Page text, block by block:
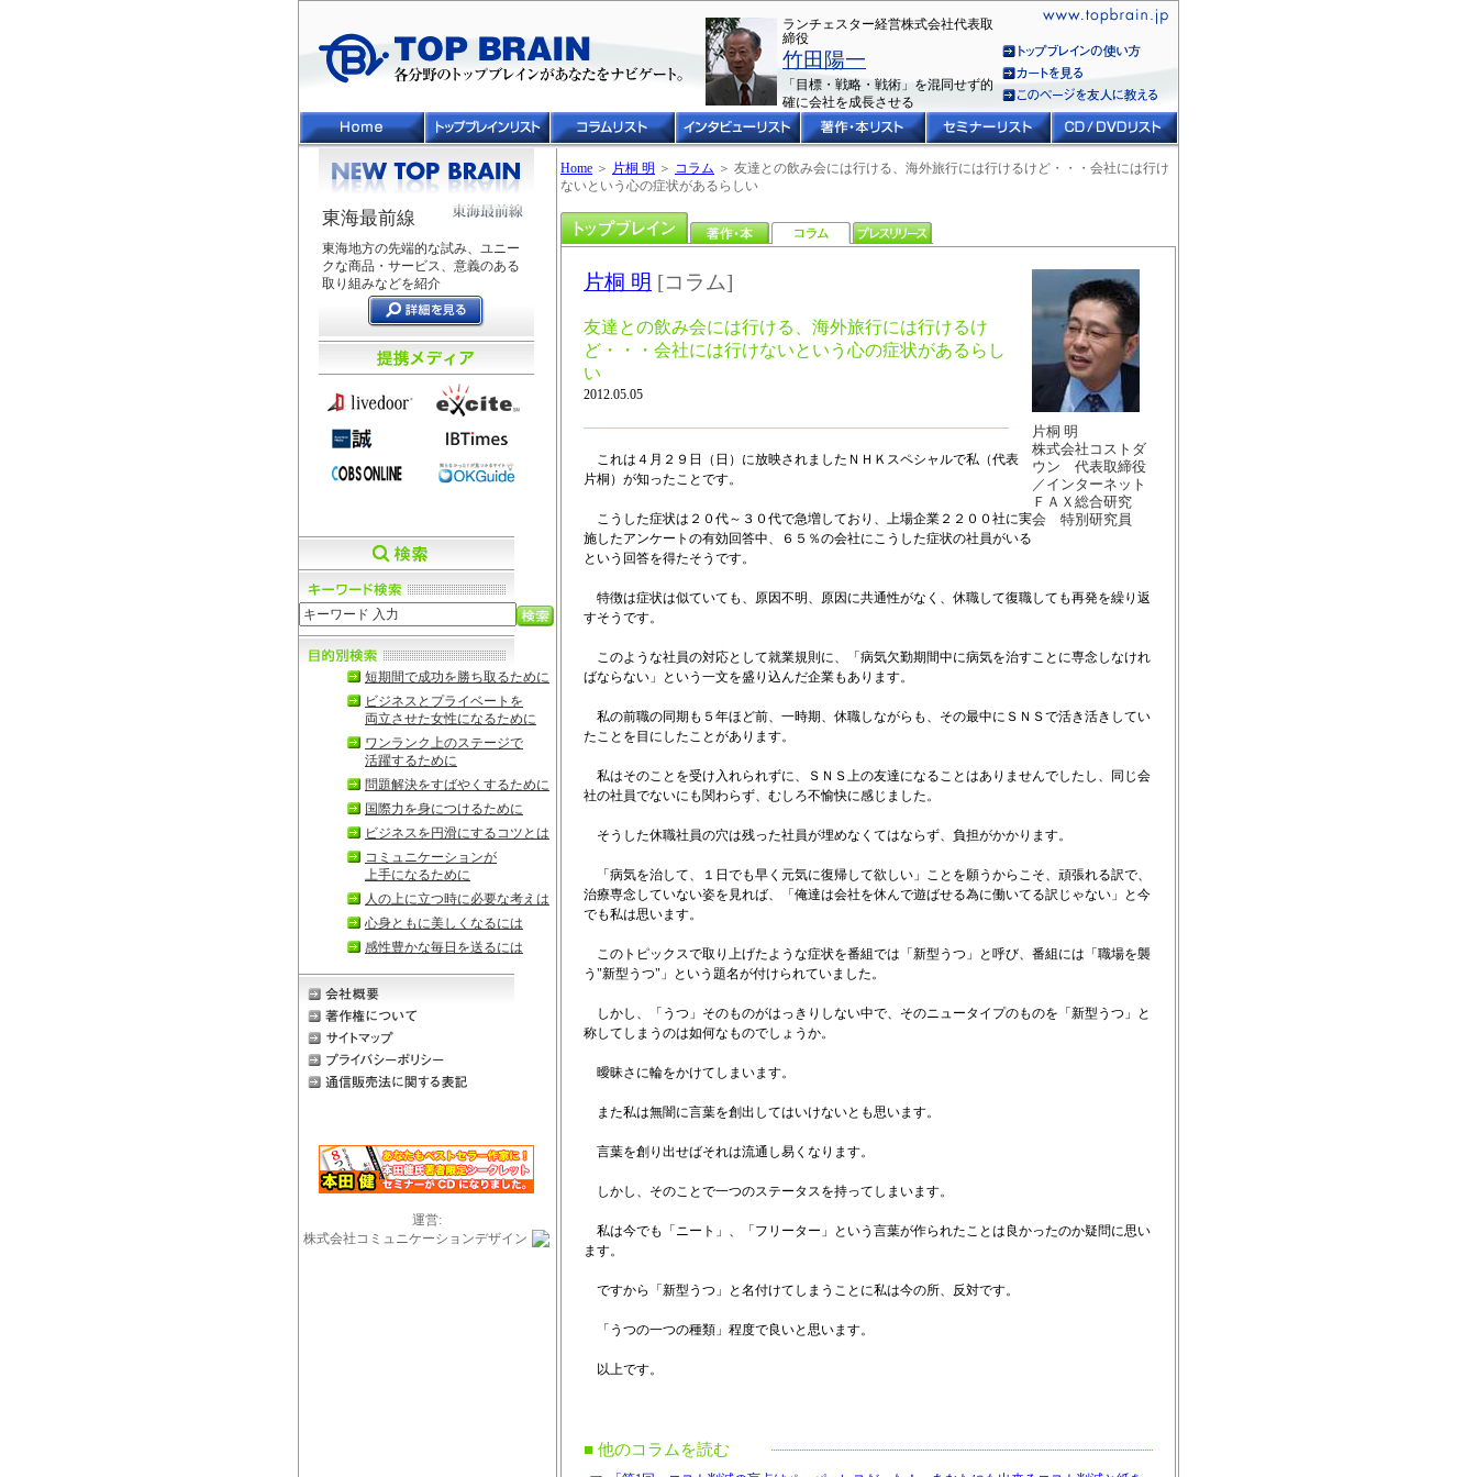
ランチェスター経営株式会社代表取
締役
竹田陽一
「目標・戦略・戦術」を混同せず的
確に会社を成長させる
東海最前線
東海地方の先端的な試み、ユニー
クな商品・サービス、意義のある
取り組みなどを紹介
短期間で成功を勝ち取るために
ビジネスとプライベートを
両立させた女性になるために
ワンランク上のステージで
活躍するために
問題解決をすばやくするために
国際力を身につけるために
ビジネスを円滑にするコツとは
コミュニケーションが
上手になるために
人の上に立つ時に必要な考えは
心身ともに美しくなるには
感性豊かな毎日を送るには
運営:
株式会社コミュニケーションデザイン
Home ＞ 片桐 明 ＞ コラム ＞ 友達との飲み会には行ける、海外旅行には行けるけど・・・会社には行け
ないという心の症状があるらしい
片桐 明
株式会社コストダ
ウン 代表取締役
／インターネット
ＦＡＸ総合研究
会 特別研究員
片桐 明 [コラム]
友達との飲み会には行ける、海外旅行には行けるけ
ど・・・会社には行けないという心の症状があるらし
い
2012.05.05
これは４月２９日（日）に放映されましたＮＨＫスペシャルで私（代表
片桐）が知ったことです。
こうした症状は２０代～３０代で急増しており、上場企業２２００社に実
施したアンケートの有効回答中、６５％の会社にこうした症状の社員がいる
という回答を得たそうです。
特徴は症状は似ていても、原因不明、原因に共通性がなく、休職して復職しても再発を繰り返
すそうです。
このような社員の対応として就業規則に、「病気欠勤期間中に病気を治すことに専念しなけれ
ばならない」という一文を盛り込んだ企業もあります。
私の前職の同期も５年ほど前、一時期、休職しながらも、その最中にＳＮＳで活き活きしてい
たことを目にしたことがあります。
私はそのことを受け入れられずに、ＳＮＳ上の友達になることはありませんでしたし、同じ会
社の社員でないにも関わらず、むしろ不愉快に感じました。
そうした休職社員の穴は残った社員が埋めなくてはならず、負担がかかります。
「病気を治して、１日でも早く元気に復帰して欲しい」ことを願うからこそ、頑張れる訳で、
治療専念していない姿を見れば、「俺達は会社を休んで遊ばせる為に働いてる訳じゃない」と今
でも私は思います。
このトピックスで取り上げたような症状を番組では「新型うつ」と呼び、番組には「職場を襲
う"新型うつ"」という題名が付けられていました。
しかし、「うつ」そのものがはっきりしない中で、そのニュータイプのものを「新型うつ」と
称してしまうのは如何なものでしょうか。
曖昧さに輪をかけてしまいます。
また私は無闇に言葉を創出してはいけないとも思います。
言葉を創り出せばそれは流通し易くなります。
しかし、そのことで一つのステータスを持ってしまいます。
私は今でも「ニート」、「フリーター」という言葉が作られたことは良かったのか疑問に思い
ます。
ですから「新型うつ」と名付けてしまうことに私は今の所、反対です。
「うつの一つの種類」程度で良いと思います。
以上です。
■ 他のコラムを読む